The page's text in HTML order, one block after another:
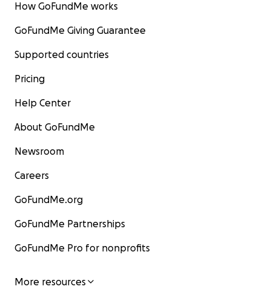
How GoFundMe works
GoFundMe Giving Guarantee
Supported countries
Pricing
Help Center
About GoFundMe
Newsroom
Careers
GoFundMe.org
GoFundMe Partnerships
GoFundMe Pro for nonprofits
More resources